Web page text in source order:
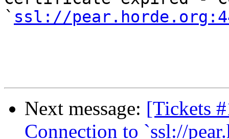
` ssl://
Next message: [Tickets
Connection to `ssl://